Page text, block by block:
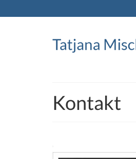
Kontakt